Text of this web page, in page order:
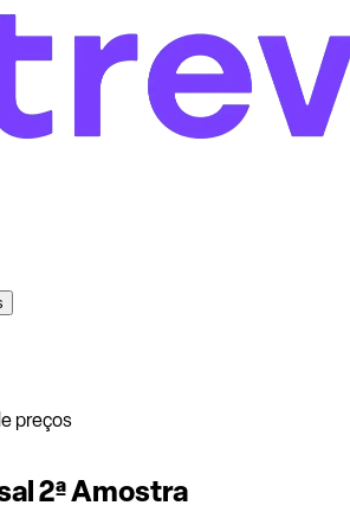
preços
2ª Amostra